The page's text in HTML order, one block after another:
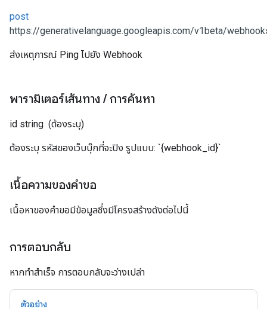
post
https://generativelanguage.googleapis.com/v1beta/
ส่งเหตุการณ์ Ping ไปยัง Webhook
พารามิเตอร์เส้นทาง /การค้นหา
id string (ต้องระบุ)
ต้องระบุ รหัสของเว็บบุ๊กที่จะปิง รูปแบบ: `{webhook_id}`
เนื้อความของคำขอ
เนื้อหาของคำขอมีข้อมูลซึ่งมีโครงสร้างดังต่อไปนี้
การตอบกลับ
หากทำสำเร็จ การตอบกลับจะว่างเปล่า
ตัวอย่าง